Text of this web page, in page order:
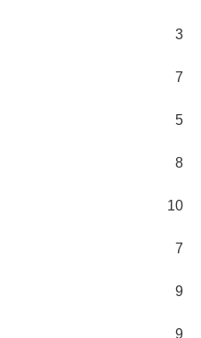
3
7
5
8
10
7
9
9